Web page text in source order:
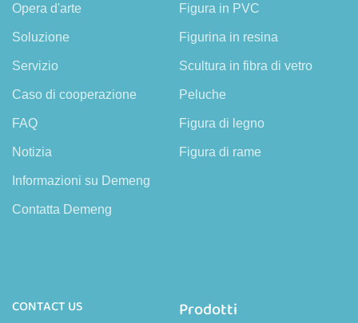
Opera d'arte
Soluzione
Servizio
Caso di cooperazione
FAQ
Notizia
Informazioni su Demeng
Contatta Demeng
Figura in PVC
Figurina in resina
Scultura in fibra di vetro
Peluche
Figura di legno
Figura di rame
CONTACT US Prodotti